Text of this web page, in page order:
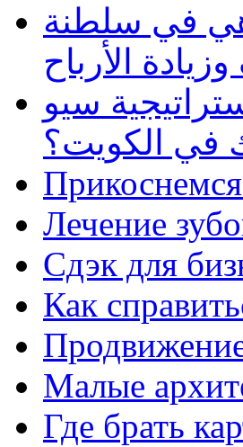
في سلطنة
الأرباح
سيو
في الكويت؟
Лечение
Сдэк для
Как
Малые
Где брать